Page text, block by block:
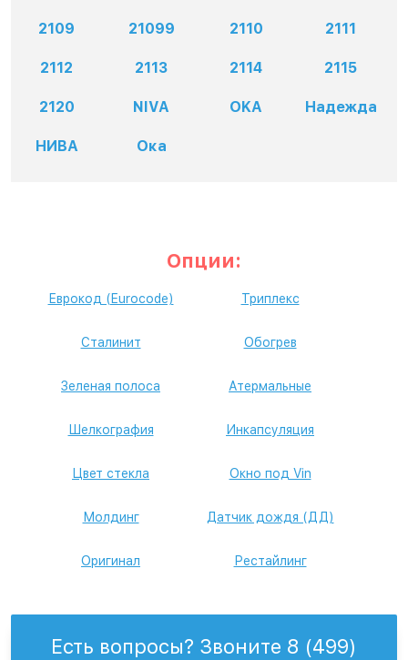
2109 21099 2110 2111
2112 2113 2114 2115
2120 NIVA OKA Надежда
НИВА Ока
Опции:
Еврокод (Eurocode) Триплекс
Сталинит Обогрев
Зеленая полоса Атермальные
Шелкография Инкапсуляция
Цвет стекла Окно под Vin
Молдинг Датчик дождя (ДД)
Оригинал Рестайлинг
Есть вопросы? Звоните 8 (499)